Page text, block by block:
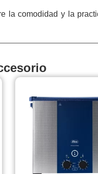
la comodidad y la